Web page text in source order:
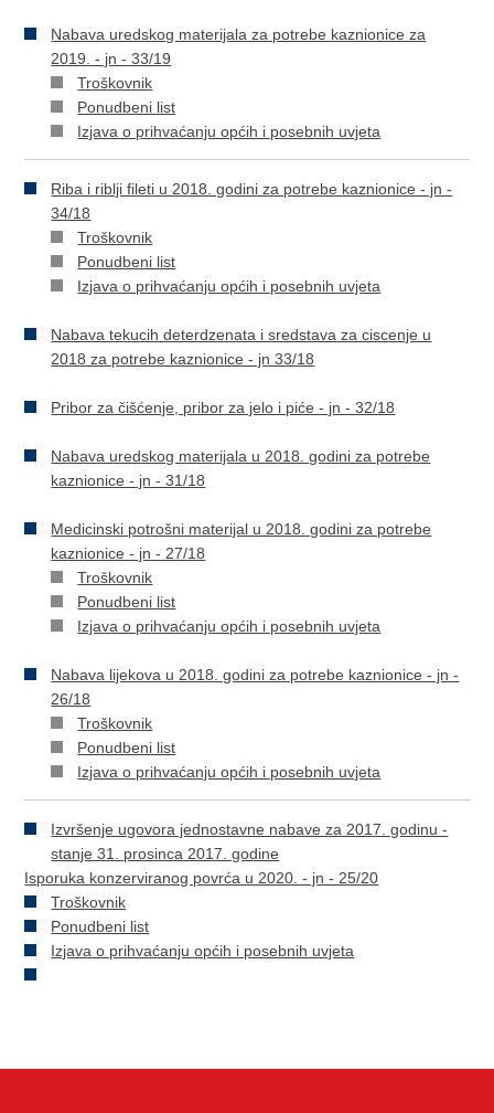
Nabava uredskog materijala za potrebe kaznionice za
2019. - jn - 33/19
Troškovnik
Ponudbeni list
Izjava o prihvaćanju općih i posebnih uvjeta
Riba i riblji fileti u 2018. godini za potrebe kaznionice - jn -
34/18
Troškovnik
Ponudbeni list
Izjava o prihvaćanju općih i posebnih uvjeta
Nabava tekucih deterdzenata i sredstava za ciscenje u
2018 za potrebe kaznionice - jn 33/18
Pribor za čišćenje, pribor za jelo i piće - jn - 32/18
Nabava uredskog materijala u 2018. godini za potrebe
kaznionice - jn - 31/18
Medicinski potrošni materijal u 2018. godini za potrebe
kaznionice - jn - 27/18
Troškovnik
Ponudbeni list
Izjava o prihvaćanju općih i posebnih uvjeta
Nabava lijekova u 2018. godini za potrebe kaznionice - jn -
26/18
Troškovnik
Ponudbeni list
Izjava o prihvaćanju općih i posebnih uvjeta
Izvršenje ugovora jednostavne nabave za 2017. godinu -
stanje 31. prosinca 2017. godine
Isporuka konzerviranog povrća u 2020. - jn - 25/20
Troškovnik
Ponudbeni list
Izjava o prihvaćanju općih i posebnih uvjeta